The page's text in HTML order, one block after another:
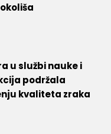
u službi nauke i
podržala
kvaliteta zraka